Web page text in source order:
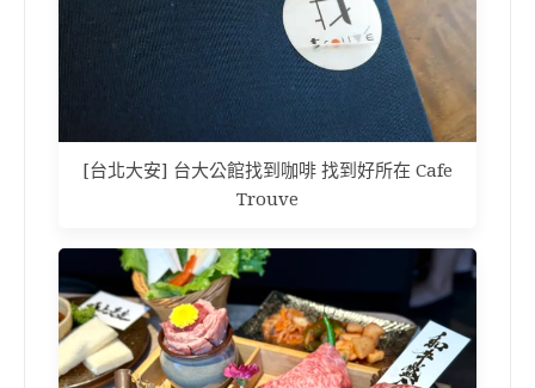
[台北大安] 台大公館找到咖啡 找到好所在 Cafe
Trouve